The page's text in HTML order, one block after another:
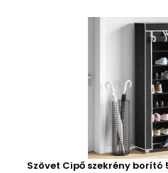
Szövet Cipő szekrény borító